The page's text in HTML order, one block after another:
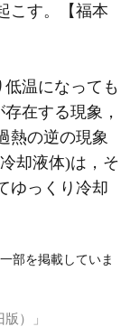
こす。【福本
温になっても
在する現象，
熱の逆の現象
却液体)は，そ
ゆっくり冷却
部を掲載していま
）」